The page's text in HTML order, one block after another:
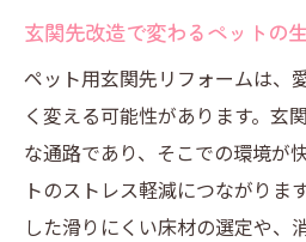
玄関先改造で変わるペットの
ペット用玄関先リフォームは、
く変える可能性があります。玄
な通路であり、そこでの環境が
トのストレス軽減につながりま
した滑りにくい床材の選定や、